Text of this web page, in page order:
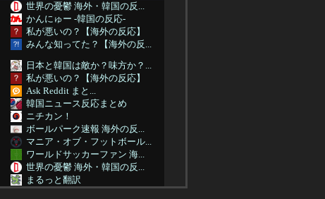
世界の憂鬱 海外・韓国の反...
かんにゅー -韓国の反応-
私が悪いの？【海外の反応】
みんな知ってた？【海外の反...
日本と韓国は敵か？味方か？...
私が悪いの？【海外の反応】
Ask Reddit まと...
韓国ニュース反応まとめ
ニチカン！
ボールパーク速報 海外の反...
マニア・オブ・フットボール...
ワールドサッカーファン 海...
世界の憂鬱 海外・韓国の反...
まるっと翻訳